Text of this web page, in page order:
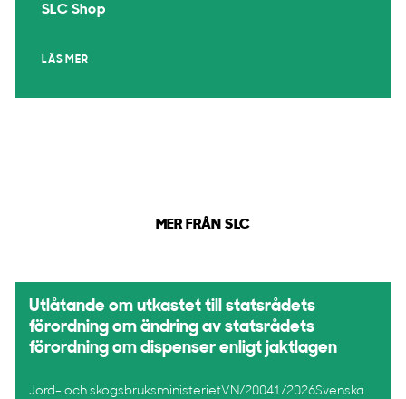
SLC Shop
LÄS MER
MER FRÅN SLC
Utlåtande om utkastet till statsrådets
förordning om ändring av statsrådets
förordning om dispenser enligt jaktlagen
Jord- och skogsbruksministerietVN/20041/2026Svenska